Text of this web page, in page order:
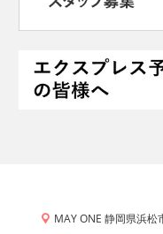
MAY ONE 静岡県浜松